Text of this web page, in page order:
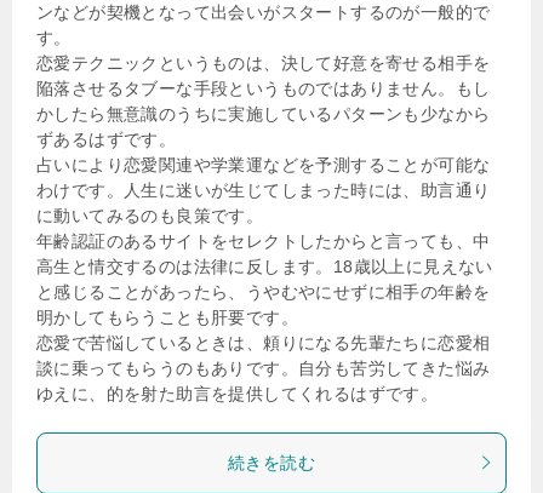
ンなどが契機となって出会いがスタートするのが一般的で
す。
恋愛テクニックというものは、決して好意を寄せる相手を
陥落させるタブーな手段というものではありません。もし
かしたら無意識のうちに実施しているパターンも少なから
ずあるはずです。
占いにより恋愛関連や学業運などを予測することが可能な
わけです。人生に迷いが生じてしまった時には、助言通り
に動いてみるのも良策です。
年齢認証のあるサイトをセレクトしたからと言っても、中
高生と情交するのは法律に反します。18歳以上に見えない
と感じることがあったら、うやむやにせずに相手の年齢を
明かしてもらうことも肝要です。
恋愛で苦悩しているときは、頼りになる先輩たちに恋愛相
談に乗ってもらうのもありです。自分も苦労してきた悩み
ゆえに、的を射た助言を提供してくれるはずです。
続きを読む